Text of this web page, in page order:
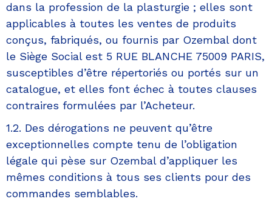
dans la profession de la plasturgie ; elles sont
applicables à toutes les ventes de produits
conçus, fabriqués, ou fournis par Ozembal dont
le Siège Social est 5 RUE BLANCHE 75009 PARIS,
susceptibles d’être répertoriés ou portés sur un
catalogue, et elles font échec à toutes clauses
contraires formulées par l’Acheteur.
1.2. Des dérogations ne peuvent qu’être
exceptionnelles compte tenu de l’obligation
légale qui pèse sur Ozembal d’appliquer les
mêmes conditions à tous ses clients pour des
commandes semblables.